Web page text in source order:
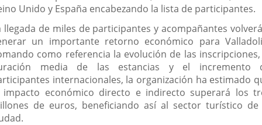
Unido y España encabezando la lista de participantes.
llegada de miles de participantes y acompañantes
un importante retorno económico para
como referencia la evolución de las
media de las estancias y el incremento
internacionales, la organización ha estimado
impacto económico directo e indirecto superará los
de euros, beneficiando así al sector turístico de